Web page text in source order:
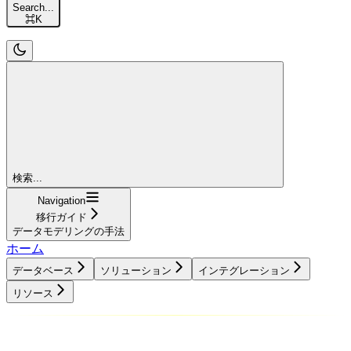
Search...
⌘K
検索...
Navigation
移行ガイド
データモデリングの手法
ホーム
データベース ソリューション
インテグレーション
リソース